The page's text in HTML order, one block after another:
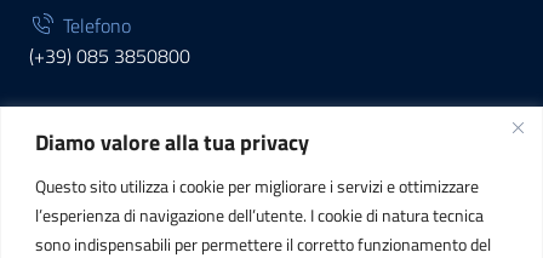
Diamo valore alla tua privacy
Questo sito utilizza i cookie per migliorare i servizi e ottimizzare
l’esperienza di navigazione dell’utente. I cookie di natura tecnica
sono indispensabili per permettere il corretto funzionamento del
Telefono
(+39) 085 3850800
INFORMAZIONI
C.F. / P.IVA
IT01807790686